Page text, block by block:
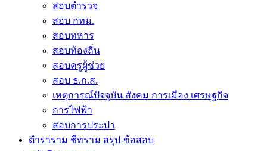
สอบตำรวจ
สอบ กทม.
สอบทหาร
สอบท้องถิ่น
สอบครูผู้ช่วย
สอบ ธ.ก.ส.
เหตุการณ์ปัจจุบัน สังคม การเมือง เศรษฐกิจ
การไฟฟ้า
สอบการประปา
ตำราราม ชีทราม สรุป-ข้อสอบ